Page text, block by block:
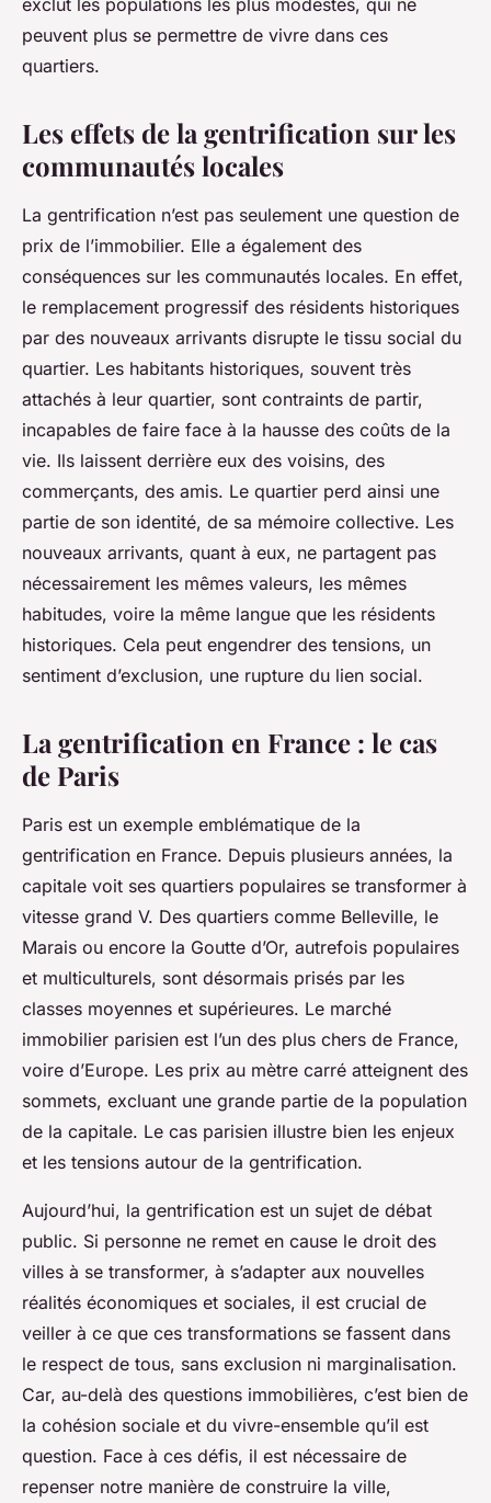
peuvent plus se permettre de vivre dans ces
quartiers.
Les effets de la gentrification sur les
communautés locales
La gentrification n’est pas seulement une question de
prix de l’immobilier. Elle a également des
conséquences sur les communautés locales. En effet,
le remplacement progressif des résidents historiques
par des nouveaux arrivants disrupte le tissu social du
quartier. Les habitants historiques, souvent très
attachés à leur quartier, sont contraints de partir,
incapables de faire face à la hausse des coûts de la
vie. Ils laissent derrière eux des voisins, des
commerçants, des amis. Le quartier perd ainsi une
partie de son identité, de sa mémoire collective. Les
nouveaux arrivants, quant à eux, ne partagent pas
nécessairement les mêmes valeurs, les mêmes
habitudes, voire la même langue que les résidents
historiques. Cela peut engendrer des tensions, un
sentiment d’exclusion, une rupture du lien social.
La gentrification en France : le cas
de Paris
Paris est un exemple emblématique de la
gentrification en France. Depuis plusieurs années, la
capitale voit ses quartiers populaires se transformer à
vitesse grand V. Des quartiers comme Belleville, le
Marais ou encore la Goutte d’Or, autrefois populaires
et multiculturels, sont désormais prisés par les
classes moyennes et supérieures. Le marché
immobilier parisien est l’un des plus chers de France,
voire d’Europe. Les prix au mètre carré atteignent des
sommets, excluant une grande partie de la population
de la capitale. Le cas parisien illustre bien les enjeux
et les tensions autour de la gentrification.
Aujourd’hui, la gentrification est un sujet de débat
public. Si personne ne remet en cause le droit des
villes à se transformer, à s’adapter aux nouvelles
réalités économiques et sociales, il est crucial de
veiller à ce que ces transformations se fassent dans
le respect de tous, sans exclusion ni marginalisation.
Car, au-delà des questions immobilières, c’est bien de
la cohésion sociale et du vivre-ensemble qu’il est
question. Face à ces défis, il est nécessaire de
repenser notre manière de construire la ville,